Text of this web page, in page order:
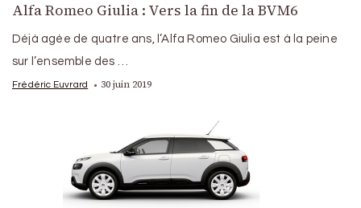
Alfa Romeo Giulia : Vers la fin de la BVM6
Déjà agée de quatre ans, l’Alfa Romeo Giulia est à la peine
sur l’ensemble des …
Frédéric Euvrard 30 juin 2019